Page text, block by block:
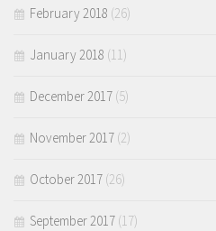
February 2018 (26)
January 2018 (11)
December 2017 (5)
November 2017 (2)
October 2017 (26)
September 2017 (17)